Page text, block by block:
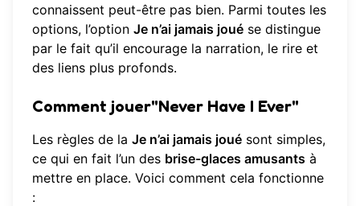
connaissent peut-être pas bien. Parmi toutes les
options, l’option Je n’ai jamais joué se distingue
par le fait qu’il encourage la narration, le rire et
des liens plus profonds.
Comment jouer"Never Have I Ever"
Les règles de la Je n’ai jamais joué sont simples,
ce qui en fait l’un des brise-glaces amusants à
mettre en place. Voici comment cela fonctionne
: